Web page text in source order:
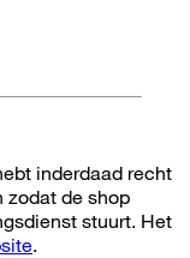
inderdaad recht
zodat de shop
stuurt. Het
.